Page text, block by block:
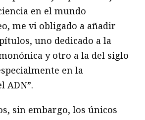
en el mundo
me vi obligado a añadir
uno dedicado a la
y otro a la del siglo
en la
ADN”.
sin embargo, los únicos